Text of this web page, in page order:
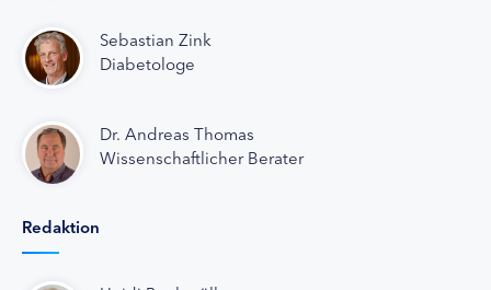
Sebastian Zink
Diabetologe
Dr. Andreas Thomas
Wissenschaftlicher Berater
Redaktion